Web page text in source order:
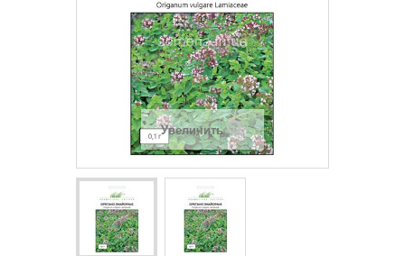
Увеличить